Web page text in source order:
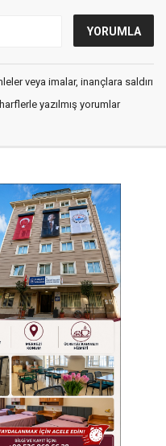
veya imalar, inançlara saldırı
yazılmış yorumlar